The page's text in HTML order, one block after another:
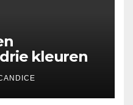
kleuren